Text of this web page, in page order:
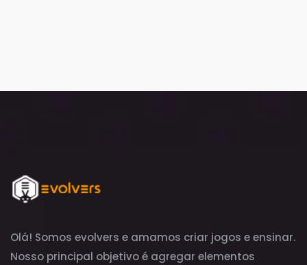
Olá! Somos evolvers e amamos criar jogos e ensinar.
Nosso principal objetivo é agregar elementos